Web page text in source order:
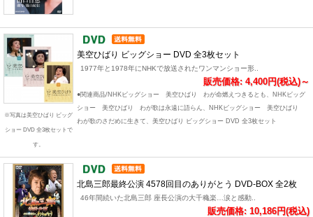
※写真は美空ひばり ビッグ
ショー DVD 全3枚セットで
す。
美空ひばり ビッグショー DVD 全3枚セット
1977年と1978年にNHKで放送されたワンマンショー形..
販売価格: 4,400円(税込)～
●関連商品/NHKビッグショー 美空ひばり わが命燃えつきるとも、NHKビッグ
ショー 美空ひばり わが歌は永遠に語らん、NHKビッグショー 美空ひばり
わが歌のさだめに生きて、美空ひばり ビッグショー DVD 全3枚セット
北島三郎最終公演 4578回目のありがとう DVD-BOX 全2枚
46年間続いた北島三郎 座長公演の大千穐楽…涙と感動..
販売価格: 10,186円(税込)